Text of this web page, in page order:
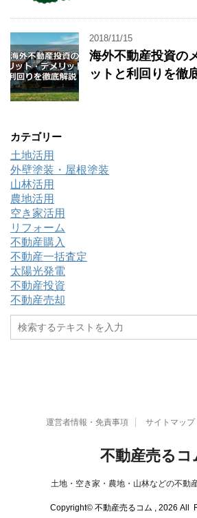
2018/11/15
海外不動産投資の
ットと利回りを徹
カテゴリー
土地活用
外壁塗装・屋根塗装
山林活用
農地活用
空き家活用
リフォーム
不動産購入
不動産一括査定
太陽光発電
不動産投資
不動産売却
運営者情報・免責事項 サイトマップ
不動産売るコ
土地・空き家・農地・山林などの不動
Copyright© 不動産売るコム , 2026 All